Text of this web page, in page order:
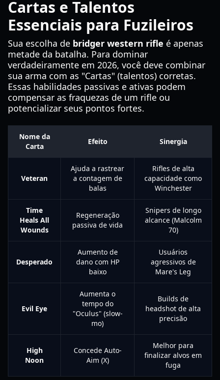
Cartas e Talentos
Essenciais para Fuzileiros
Sua escolha de bridger western rifle é apenas
metade da batalha. Para dominar
verdadeiramente em 2026, você deve combinar
sua arma com as "Cartas" (talentos) corretas.
Essas habilidades passivas e ativas podem
compensar as fraquezas de um rifle ou
potencializar seus pontos fortes.
Nome da
Carta
Efeito Sinergia
Veteran
Ajuda a rastrear
a contagem de
balas
Rifles de alta
capacidade como
Winchester
Time
Heals All
Wounds
Regeneração
passiva de vida
Snipers de longo
alcance (Malcolm
70)
Desperado
Aumento de
dano com HP
baixo
Usuários
agressivos de
Mare's Leg
Evil Eye
Aumenta o
tempo do
"Oculus" (slow-
mo)
Builds de
headshot de alta
precisão
High
Noon
Concede Auto-
Aim (X)
Melhor para
finalizar alvos em
fuga